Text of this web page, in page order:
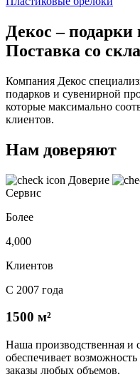
Декос –
Поставка со
Компания Декос
подарков и сувенирной
которые максимально
клиентов.
Нам доверяют
Доверие
Сервис
Более
4,000
Клиентов
С 2007 года
1500 м²
Наша производственная и
обеспечивает
заказы любых объемов.